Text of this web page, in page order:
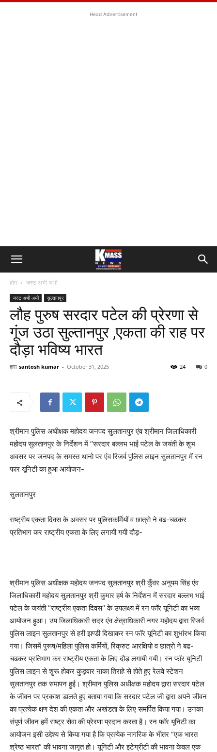
Head Advertisement
होम जस्ट अभी अभी
जस्ट अभी अभी सुल्तानपुर
लौह पुरुष सरदार पटेल की प्रेरणा से
गूंज उठा सुल्तानपुर ,एकता की राह पर
दौड़ा भविष्य भारत
द्वारा santosh kumar - October 31, 2025 0
24
श्रीमान पुलिस अधीक्षक महोदय जनपद सुलतानपुर एंव श्रीमान जिलाधिकारी
महोदय सुलतानपुर के निर्देशन में ’’सरदार बल्लभ भाई पटेल के जयंती के शुभ
अवसर पर जनपद के समस्त थानो पर एंव रिजर्व पुलिस लाइन सुलतानपुर में रन
फार यूनिटी का हुआ आयोजन-
सुलतानपुर
राष्ट्रीय एकता दिवस के अवसर पर पुलिसकर्मियों व छात्रो ने बढ-चढकर
प्रतिभाग कर राष्ट्रीय एकता के लिए लगायी गयी दौड़-
श्रीमान पुलिस अधीक्षक महोदय जनपद सुलतानपुर श्री कुँवर अनुपम सिंह एंव
जिलाधिकारी महोदय सुलतानपुर श्री कुमार हर्ष के निर्देशन में सरदार बल्लभ भाई
पटेल के जयंती ’’राष्ट्रीय एकता दिवस’’ के उपलक्ष्य में रन फाॅर यूनिटी का भव्य
आयोजन हुआ। उप जिलाधिकारी सदर एंव क्षेत्राधिकारी नगर महोदय द्वारा रिजर्व
पुलिस लाइन सुलतानपुर से हरी झण्डी दिखाकर रन फाॅर यूनिटी का शुभांरभ किया
गया। जिसमें पुरूष/महिला पुलिस कर्मियों, रिक्रुट आरक्षियो व छात्रो ने बढ-
चढकर प्रतिभाग कर राष्ट्रीय एकता के लिए दौड़ लगायी गयी। रन फाॅर यूनिटी
पुलिस लाइन से शुरू होकर कुड़वार नाका तिराहे से होते हुए रेलवे स्टेशन
सुलतानपुर तक समापन हुई। श्रीमान पुलिस अधीक्षक महोदय द्वारा सरदार पटेल
के जीवन पर प्रकाश डालते हुए बताया गया कि सरदार पटेल जी द्वारा अपने जीवन
का प्रत्येक क्षण देश की एकता और अखंडता के लिए समर्पित किया गया। उनका
संपूर्ण जीवन हमें राष्ट्र सेवा की प्रेरणा प्रदान करता है। रन फाॅर यूनिटी का
आयोजन इसी उद्देश्य से किया गया है कि प्रत्येक नागरिक के भीतर “एक भारत
श्रेष्ठ भारत” की भावना जागृत हो। यूनिटी और इंटेग्रीटी की भावना केवल एक